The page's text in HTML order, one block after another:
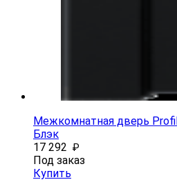
Межкомнатная дверь
Блэк
17 292 ₽
Под заказ
Купить